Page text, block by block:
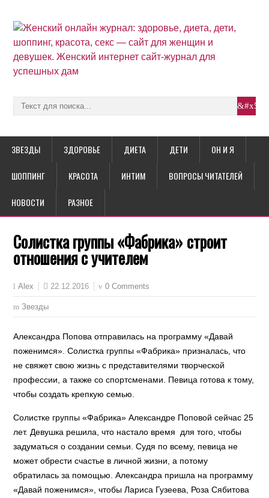
ЗВЕЗДЫ ЗДОРОВЬЕ ДИЕТА ДЕТИ ОН И Я
ШОППИНГ КРАСОТА ИНТИМ ВОПРОСЫ ЧИТАТЕЛЕЙ
НОВОСТИ РАЗНОЕ
Солистка группы «Фабрика» строит
отношения с учителем
Alex 22.12.2016 0 Comments
Звезды
Александра Попова отправилась на программу «Давай
поженимся». Солистка группы «Фабрика» призналась, что
не свяжет свою жизнь с представителями творческой
профессии, а также со спортсменами. Певица готова к тому,
чтобы создать крепкую семью.
Солистке группы «Фабрика» Александре Поповой сейчас 25
лет. Девушка решила, что настало время для того, чтобы
задуматься о создании семьи. Судя по всему, певица не
может обрести счастье в личной жизни, а потому
обратилась за помощью. Александра пришла на программу
«Давай поженимся», чтобы Лариса Гузеева, Роза Сябитова